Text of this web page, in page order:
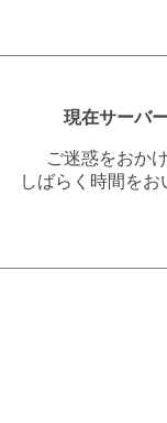
現在サーバ
ご迷惑をおか
しばらく時間を